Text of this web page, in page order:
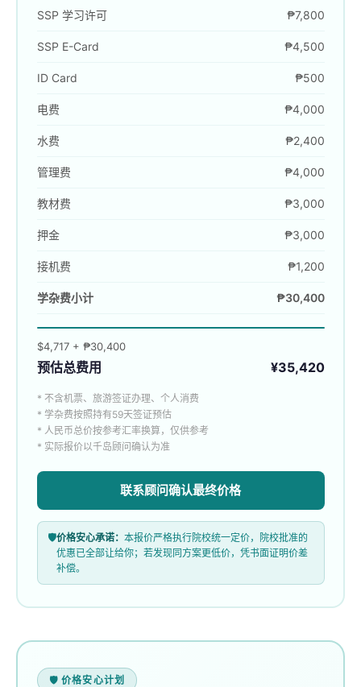
SSP 学习许可 ₱7,800
SSP E-Card ₱4,500
ID Card ₱500
电费 ₱4,000
水费 ₱2,400
管理费 ₱4,000
教材费 ₱3,000
押金 ₱3,000
接机费 ₱1,200
学杂费小计 ₱30,400
$4,717+ ₱30,400
预估总费用 ¥35,420
* 不含机票、旅游签证办理、个人消费
* 学杂费按照持有59天签证预估
* 人民币总价按参考汇率换算，仅供参考
* 实际报价以千岛顾问确认为准
联系顾问确认最终价格
🛡价格安心承诺： 本报价严格执行院校统一定价，院校批准的
优惠已全部让给你；若发现同方案更低价，凭书面证明价差
补偿。
🛡 价格安心计划